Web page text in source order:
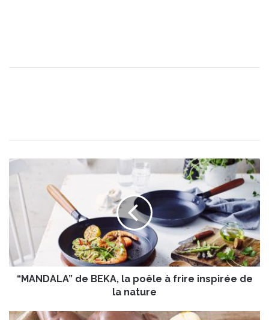
“
M
N
D
A
A
”
E
“MANDALA” de BEKA, la poêle à frire inspirée de
la nature
B